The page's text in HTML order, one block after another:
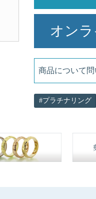
オン
商品について
プラチナリング